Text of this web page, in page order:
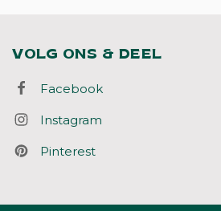
VOLG ONS & DEEL
Facebook
Instagram
Pinterest